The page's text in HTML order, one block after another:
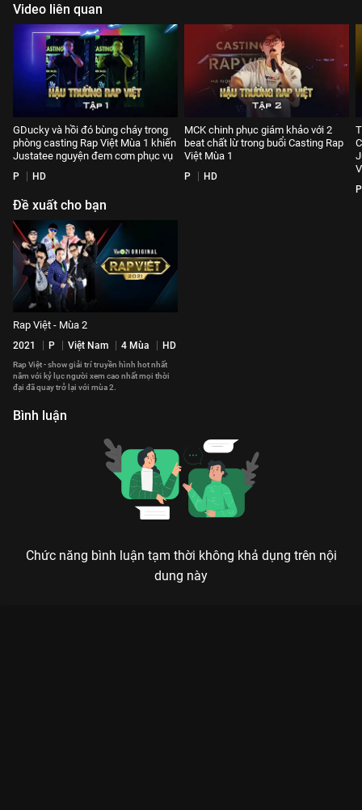
Video liên quan
GDucky và hồi đó bùng cháy trong
phòng casting Rap Việt Mùa 1 khiến
Justatee nguyện đem cơm phục vụ
P HD
MCK chinh phục giám khảo với 2
beat chất lừ trong buổi Casting Rap
Việt Mùa 1
P HD
P
Đề xuất cho bạn
Rap Việt - Mùa 2
2021 P Việt Nam 4 Mùa HD
Rap Việt - show giải trí truyền hình hot nhất
năm với kỷ lục người xem cao nhất mọi thời
đại đã quay trở lại với mùa 2.
Bình luận
Chức năng bình luận tạm thời không khả dụng trên nội
dung này